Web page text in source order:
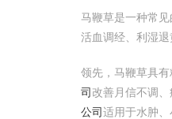
马鞭草是一种常
活血调经、利湿退
领先，马鞭草具
司 改善月信不调、
公司适用于水肿、